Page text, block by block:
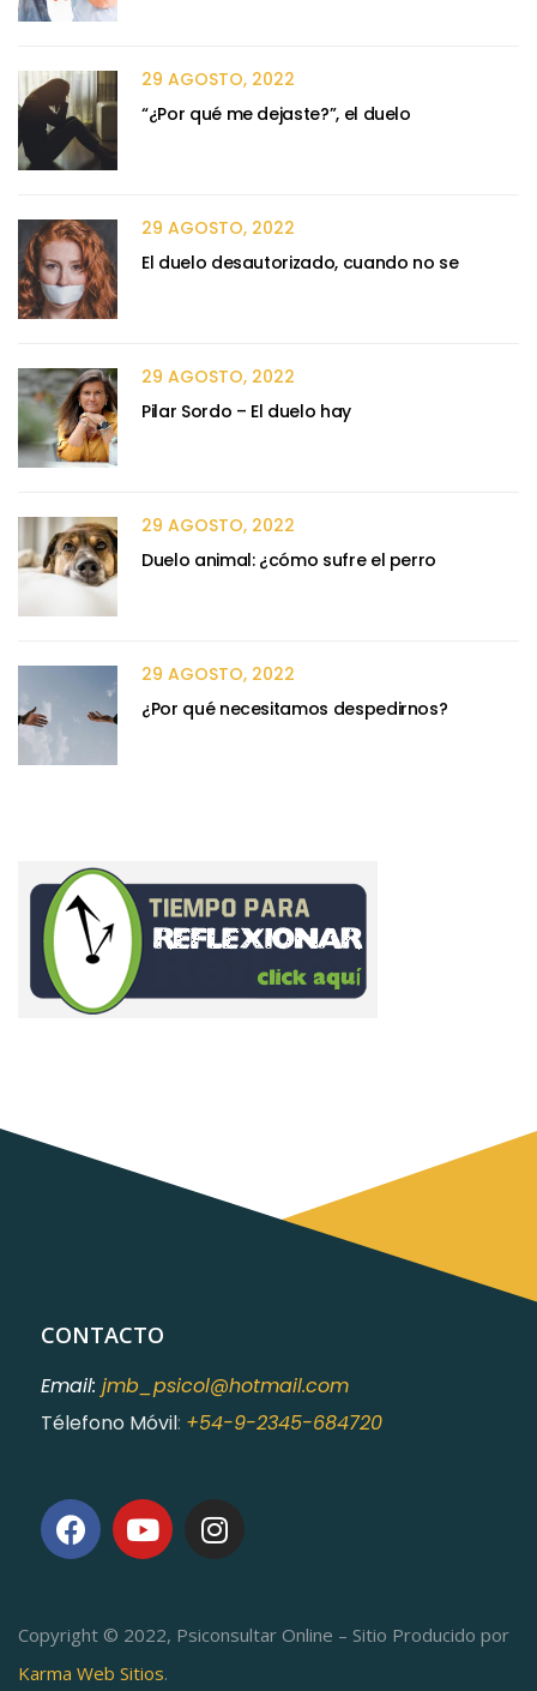
29 AGOSTO, 2022
“¿Por qué me dejaste?”, el duelo
29 AGOSTO, 2022
El duelo desautorizado, cuando no se
29 AGOSTO, 2022
Pilar Sordo – El duelo hay
29 AGOSTO, 2022
Duelo animal: ¿cómo sufre el perro
29 AGOSTO, 2022
¿Por qué necesitamos despedirnos?
CONTACTO
Email: jmb_psicol@hotmail.com
Télefono Móvil: +54-9-2345-684720
Copyright © 2022, Psiconsultar Online – Sitio Producido por
Karma Web Sitios.